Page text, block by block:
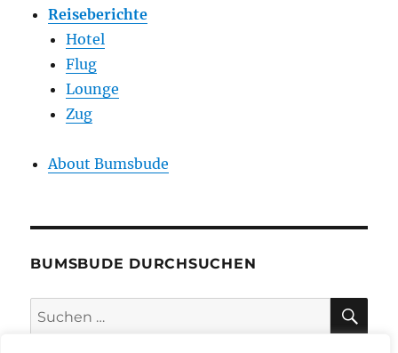
Reiseberichte
Hotel
Flug
Lounge
Zug
About Bumsbude
BUMSBUDE DURCHSUCHEN
Suche
nach: